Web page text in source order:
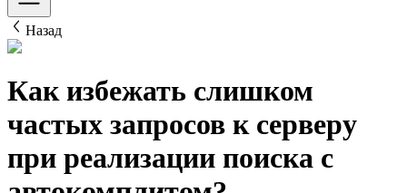
Назад
Как избежать слишком
частых запросов к серверу
при реализации поиска с